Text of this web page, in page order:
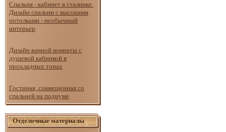
Спальня - кабинет в сталинке.
Дизайн спальни с высокими
потолками - необычный
интерьер
Дизайн ванной комнаты с
душевой кабинкой в
прохладных тонах
Гостиная, совмещенная со
спальней на подиуме
Отделочные материалы